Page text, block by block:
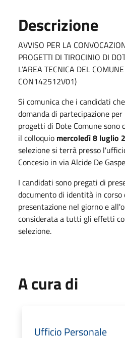
Descrizione
AVVISO PER LA
PROGETTI DI TIROCINIO DI
L’AREA TECNICA DEL
CON142512V01)
Si comunica che i candidati
domanda di partecipazione
progetti di Dote Comune sono
il colloquio mercoledì 8 luglio
selezione si terrà presso
Concesio in via Alcide De
I candidati sono pregati di
documento di identità in
presentazione nel giorno e
considerata a tutti gli effetti
selezione.
A cura di
Ufficio Personale